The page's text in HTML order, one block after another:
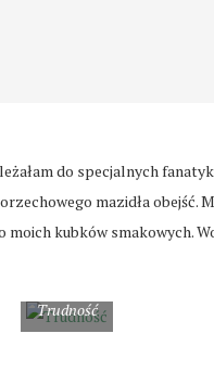
do specjalnych
mazidła obejść.
kubków smakowych.
Trudność